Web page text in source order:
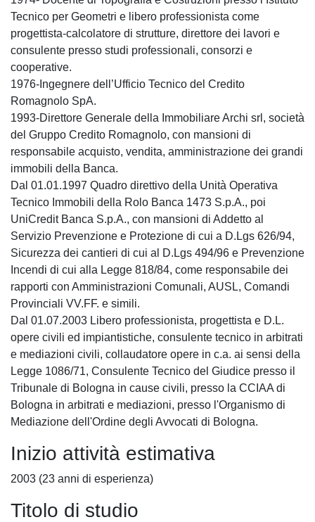
Tecnico per Geometri e libero professionista come
progettista-calcolatore di strutture, direttore dei lavori e
consulente presso studi professionali, consorzi e
cooperative.
1976-Ingegnere dell’Ufficio Tecnico del Credito
Romagnolo SpA.
1993-Direttore Generale della Immobiliare Archi srl, società
del Gruppo Credito Romagnolo, con mansioni di
responsabile acquisto, vendita, amministrazione dei grandi
immobili della Banca.
Dal 01.01.1997 Quadro direttivo della Unità Operativa
Tecnico Immobili della Rolo Banca 1473 S.p.A., poi
UniCredit Banca S.p.A., con mansioni di Addetto al
Servizio Prevenzione e Protezione di cui a D.Lgs 626/94,
Sicurezza dei cantieri di cui al D.Lgs 494/96 e Prevenzione
Incendi di cui alla Legge 818/84, come responsabile dei
rapporti con Amministrazioni Comunali, AUSL, Comandi
Provinciali VV.FF. e simili.
Dal 01.07.2003 Libero professionista, progettista e D.L.
opere civili ed impiantistiche, consulente tecnico in arbitrati
e mediazioni civili, collaudatore opere in c.a. ai sensi della
Legge 1086/71, Consulente Tecnico del Giudice presso il
Tribunale di Bologna in cause civili, presso la CCIAA di
Bologna in arbitrati e mediazioni, presso l'Organismo di
Mediazione dell'Ordine degli Avvocati di Bologna.
Inizio attività estimativa
2003 (23 anni di esperienza)
Titolo di studio